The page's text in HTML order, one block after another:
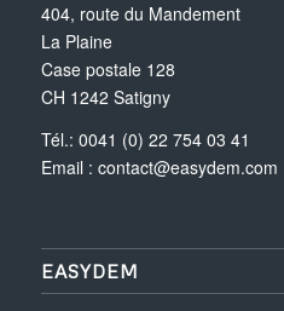
404, route du Mandement
La Plaine
Case postale 128
CH 1242 Satigny
Tél.: 0041 (0) 22 754 03 41
Email : contact@easydem.com
EASYDEM